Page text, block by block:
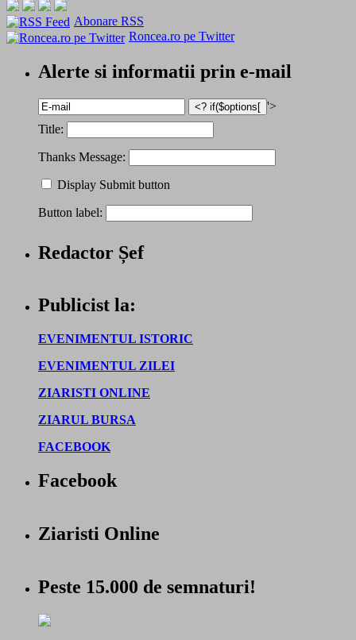
Abonare RSS
Roncea.ro pe Twitter
Alerte si informatii prin e-mail
'>
Title:
Thanks Message:
Display Submit button
Button label:
Redactor Șef
Publicist la:
EVENIMENTUL ISTORIC
EVENIMENTUL ZILEI
ZIARISTI ONLINE
ZIARUL BURSA
FACEBOOK
Facebook
Ziaristi Online
Peste 15.000 de semnaturi!